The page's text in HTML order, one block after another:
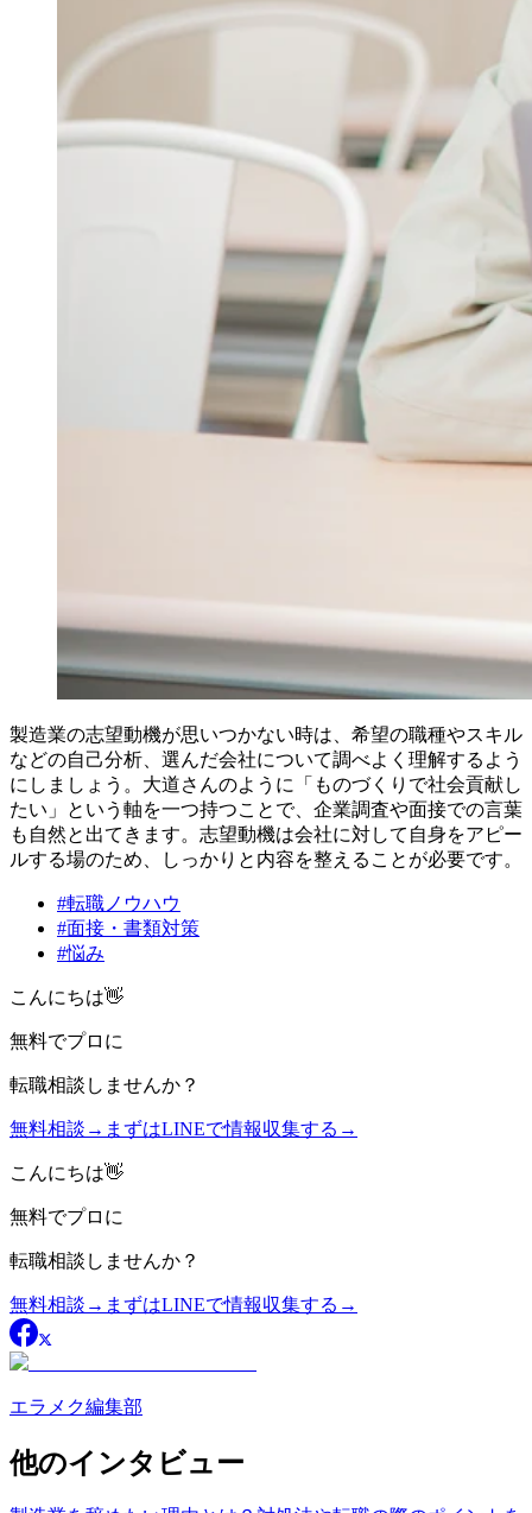
製造業の志望動機が思いつかない時は、希望の職種やスキル
などの自己分析、選んだ会社について調べよく理解するよう
にしましょう。大道さんのように「ものづくりで社会貢献し
たい」という軸を一つ持つことで、企業調査や面接での言葉
も自然と出てきます。志望動機は会社に対して自身をアピー
ルする場のため、しっかりと内容を整えることが必要です。
#転職ノウハウ
#面接・書類対策
#悩み
こんにちは👋
無料でプロに
転職相談 しませんか？
無料相談 → まずはLINEで情報収集する →
こんにちは👋
無料でプロに
転職相談 しませんか？
無料相談 → まずはLINEで情報収集する →
エラメク編集部
他のインタビュー